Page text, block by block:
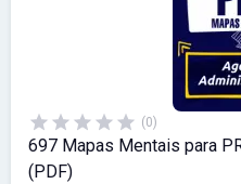
(0)
697 Mapas Mentais para
(PDF)